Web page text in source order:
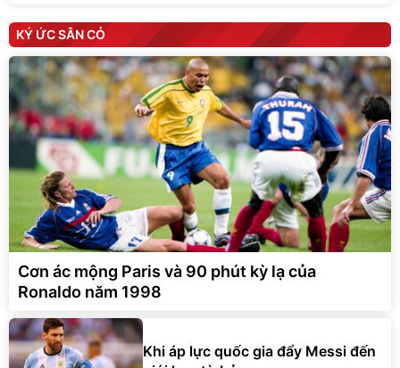
KÝ ỨC SÂN CỎ
Cơn ác mộng Paris và 90 phút kỳ lạ của
Ronaldo năm 1998
Khi áp lực quốc gia đẩy Messi đến